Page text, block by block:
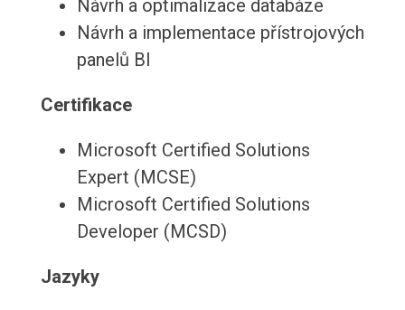
Návrh a optimalizace databáze
Návrh a implementace přístrojových
panelů BI
Certifikace
Microsoft Certified Solutions
Expert (MCSE)
Microsoft Certified Solutions
Developer (MCSD)
Jazyky